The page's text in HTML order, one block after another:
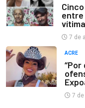
7 de
ACRE
“Por
7